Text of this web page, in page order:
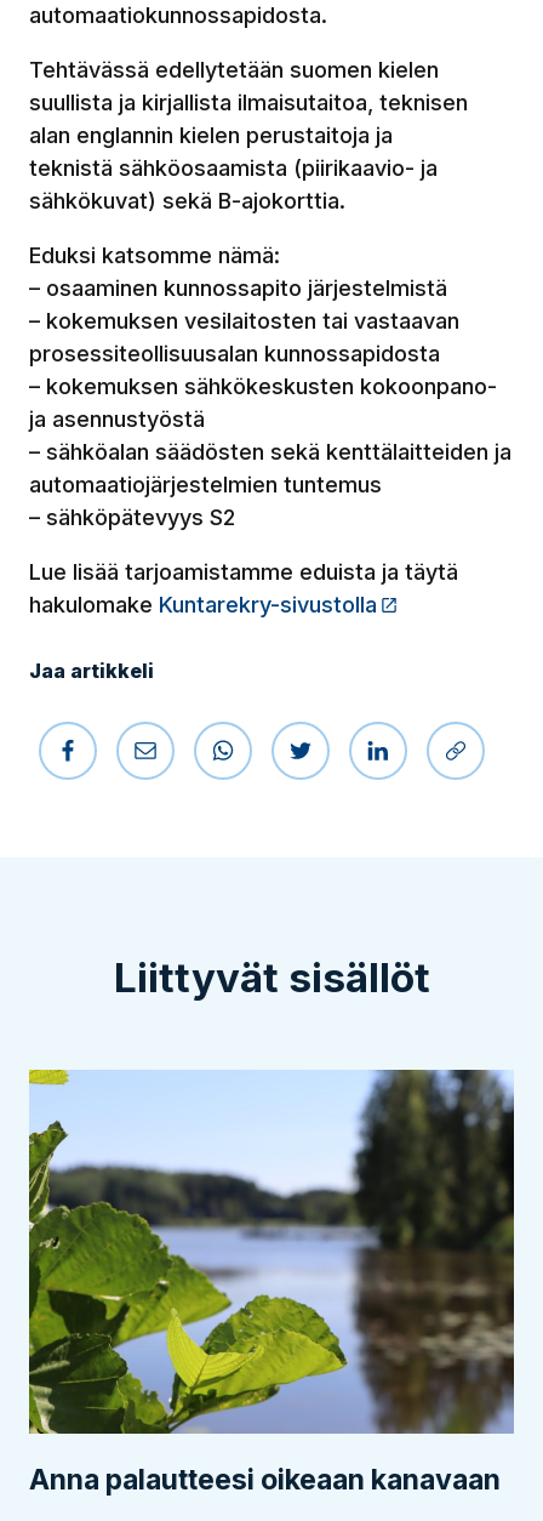
automaatiokunnossapidosta.
Tehtävässä edellytetään suomen kielen
suullista ja kirjallista ilmaisutaitoa, teknisen
alan englannin kielen perustaitoja ja
teknistä sähköosaamista (piirikaavio- ja
sähkökuvat) sekä B-ajokorttia.
Eduksi katsomme nämä:
– osaaminen kunnossapito järjestelmistä
– kokemuksen vesilaitosten tai vastaavan
prosessiteollisuusalan kunnossapidosta
– kokemuksen sähkökeskusten kokoonpano-
ja asennustyöstä
– sähköalan säädösten sekä kenttälaitteiden ja
automaatiojärjestelmien tuntemus
– sähköpätevyys S2
Lue lisää tarjoamistamme eduista ja täytä
hakulomake Kuntarekry-sivustolla
Jaa artikkeli
Jaa Facebookissa
Jaa sähköpostilla
Jaa WhatsAppissa
Jaa Twitterissä
Jaa Kopioi
Liittyvät sisällöt
Anna palautteesi oikeaan kanavaan